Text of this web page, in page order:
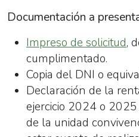
Documentación a
Impreso de solicitud,
cumplimentado.
Copia del DNI o
Declaración de la
ejercicio 2024 o
de la unidad